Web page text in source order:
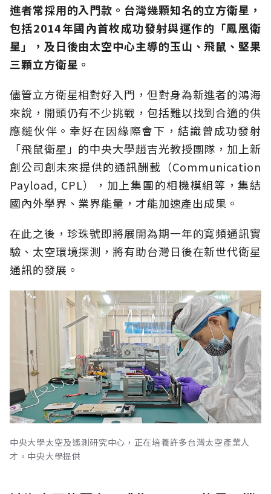
進者常採用的入門款。台灣幾顆知名的立方衛星，
包括2014年國內首枚成功發射與運作的「鳳凰衛
星」，及日後由太空中心主導的玉山、飛鼠、堅果
三顆立方衛星。
儘管立方衛星相對好入門，但對身為新進者的鴻海
來說，開頭仍有不少挑戰，包括難以找到合適的供
應鏈伙伴。幸好在因緣際會下，結識曾成功發射
「飛鼠衛星」的中央大學趙吉光教授團隊，加上新
創公司創未來提供的通訊酬載（Communication
Payload, CPL），加上集團的相機模組等，集結
國內外學界、業界能量，才能加速產出成果。
在此之後，珍珠號即將展開為期一年的寬頻通訊實
驗、太空環境探測，將有助台灣日後在新世代衛星
通訊的發展。
中央大學太空及遙測研究中心，正在培養許多台灣太空產業人
才。中央大學提供